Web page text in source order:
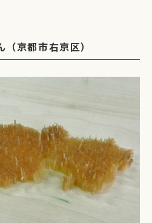
京都市右京区）